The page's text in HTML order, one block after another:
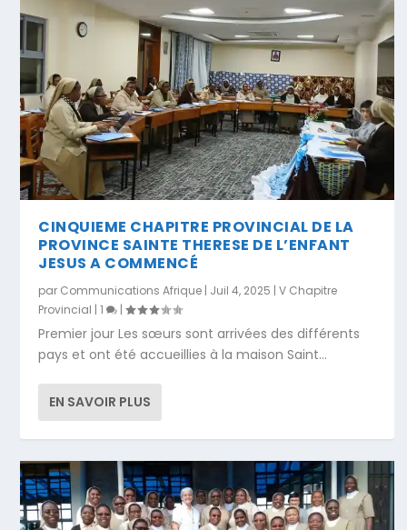
CINQUIEME CHAPITRE PROVINCIAL DE LA
PROVINCE SAINTE THERESE DE L’ENFANT
JESUS A COMMENCÉ
par Communications Afrique | Juil 4, 2025 |V Chapitre
Provincial |1 |
Premier jour Les sœurs sont arrivées des différents
pays et ont été accueillies à la maison Saint...
EN SAVOIR PLUS